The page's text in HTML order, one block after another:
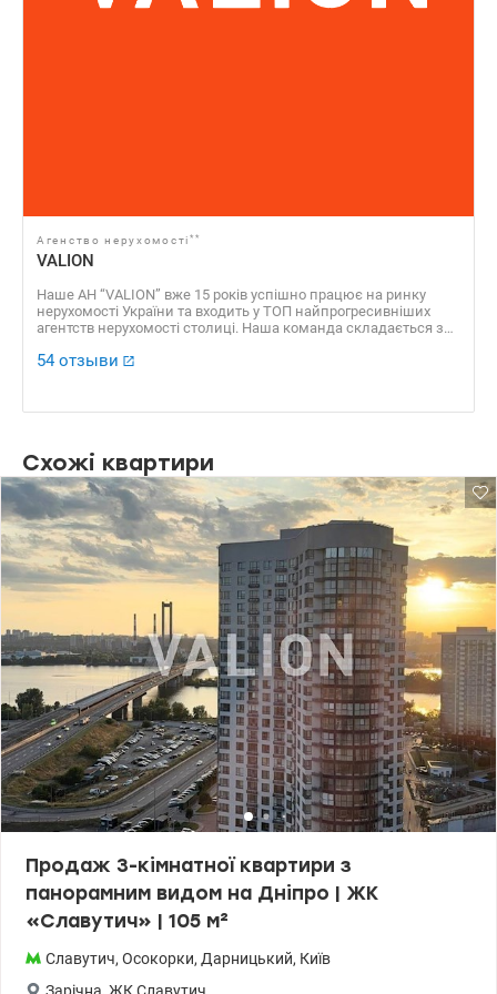
Агенство нерухомості **
VALION
Наше АН “VALION” вже 15 років успішно працює на ринку
нерухомості України та входить у ТОП найпрогресивніших
агентств нерухомості столиці. Наша команда складається з
безліч позитивних відгуків. Доказовою базою нашої
2016”, “Найкращий Web ресурс ріелторської компанії 2016”, VІІ
54 отзыви
Схожі квартири
Продаж 3-кімнатної квартири з
панорамним видом на Дніпро | ЖК
«Славутич» | 105 м²
Славутич, Осокорки, Дарницький, Київ